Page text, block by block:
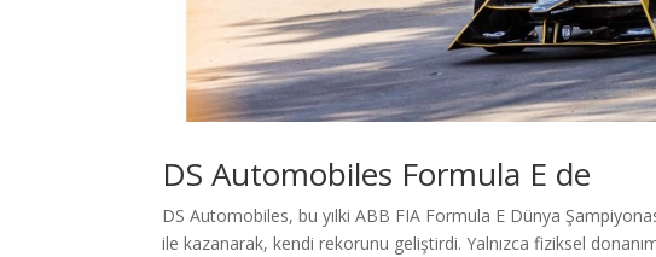
DS Automobiles Formula E de
DS Automobiles, bu yılki ABB FIA Formula E Dünya
ile kazanarak, kendi rekorunu geliştirdi. Yalnızca fiziksel